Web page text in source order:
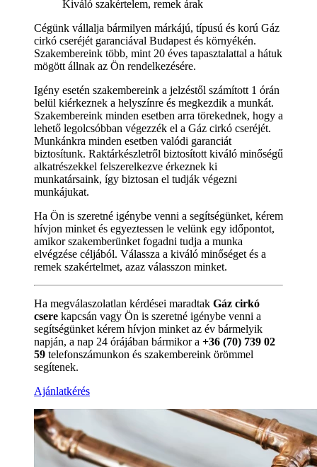
Kiváló szakértelem, remek árak
Cégünk vállalja bármilyen márkájú, típusú és korú Gáz
cirkó cseréjét garanciával Budapest és környékén.
Szakembereink több, mint 20 éves tapasztalattal a hátuk
mögött állnak az Ön rendelkezésére.
Igény esetén szakembereink a jelzéstől számított 1 órán
belül kiérkeznek a helyszínre és megkezdik a munkát.
Szakembereink minden esetben arra törekednek, hogy a
lehető legolcsóbban végezzék el a Gáz cirkó cseréjét.
Munkánkra minden esetben valódi garanciát
biztosítunk. Raktárkészletről biztosított kiváló minőségű
alkatrészekkel felszerelkezve érkeznek ki
munkatársaink, így biztosan el tudják végezni
munkájukat.
Ha Ön is szeretné igénybe venni a segítségünket, kérem
hívjon minket és egyeztessen le velünk egy időpontot,
amikor szakemberünket fogadni tudja a munka
elvégzése céljából. Válassza a kiváló minőséget és a
remek szakértelmet, azaz válasszon minket.
Ha megválaszolatlan kérdései maradtak Gáz cirkó
csere kapcsán vagy Ön is szeretné igénybe venni a
segítségünket kérem hívjon minket az év bármelyik
napján, a nap 24 órájában bármikor a +36 (70) 739 02
59 telefonszámunkon és szakembereink örömmel
segítenek.
Ajánlatkérés